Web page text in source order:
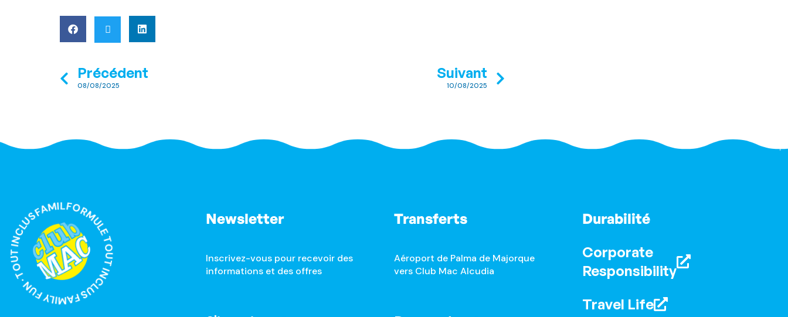
Précédent
08/08/2025
Suivant
10/08/2025
FAMILY FUN · TOUT INCLUS FAMILY FUN · Newsletter
Inscrivez-vous pour recevoir des
informations et des offres
Transferts
Aéroport de Palma de Majorque
vers Club Mac Alcudia
Durabilité
Corporate
Responsibility
Travel Life